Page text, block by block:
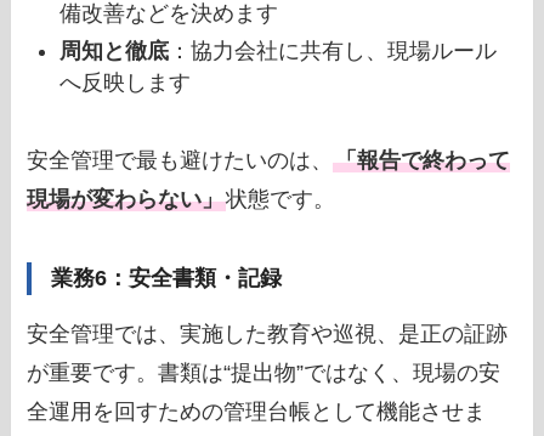
備改善などを決めます
周知と徹底 ：協力会社に共有し、現場ルール
へ反映します
安全管理で最も避けたいのは、「報告で終わって
現場が変わらない」状態です。
業務6：安全書類・記録
安全管理では、実施した教育や巡視、是正の証跡
が重要です。書類は“提出物”ではなく、現場の安
全運用を回すための管理台帳として機能させま